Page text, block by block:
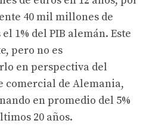
40 mil millones de
1% del PIB alemán. Este
pero no es
en perspectiva del
comercial de Alemania,
en promedio del 5%
20 años.